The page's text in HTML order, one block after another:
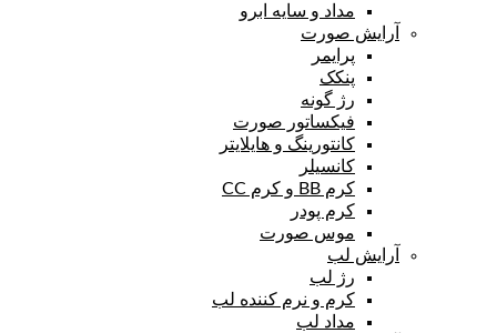
مداد و سایه ابرو
آرایش صورت
پرایمر
پنکک
رژ گونه
فیکساتور صورت
کانتورینگ و هایلایتر
کانسیلر
کرم BB و کرم CC
کرم پودر
موس صورت
آرایش لب
رژ لب
کرم و نرم کننده لب
مداد لب